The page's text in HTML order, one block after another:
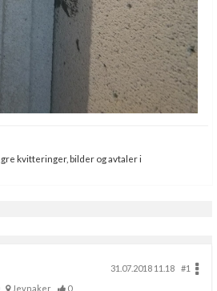
kvitteringer, bilder og avtaler i
31.07.2018 11.18
#1
Jevnaker 0